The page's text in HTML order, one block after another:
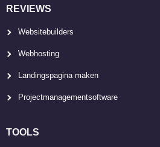
REVIEWS
Websitebuilders
Webhosting
Landingspagina maken
Projectmanagementsoftware
TOOLS